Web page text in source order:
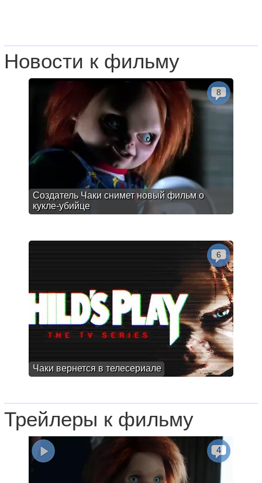
Новости к фильму
Создатель Чаки снимет новый фильм о
кукле-убийце
8
Чаки вернется в телесериале
6
Трейлеры к фильму
4